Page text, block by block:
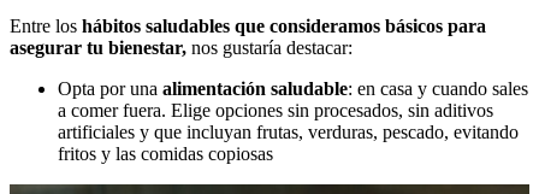
Entre los hábitos saludables que consideramos básicos para
asegurar tu bienestar, nos gustaría destacar:
Opta por una alimentación saludable: en casa y cuando sales
a comer fuera. Elige opciones sin procesados, sin aditivos
artificiales y que incluyan frutas, verduras, pescado, evitando
fritos y las comidas copiosas